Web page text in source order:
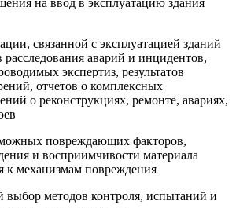
на ввод в эксплуатацию здания
связанной с эксплуатацией зданий
аварий и инцидентов,
экспертиз, результатов
отчетов о комплексных
о реконструкциях, ремонте, авариях,
повреждающих факторов,
и восприимчивости материала
к механизмам повреждения
выбор методов контроля, испытаний и